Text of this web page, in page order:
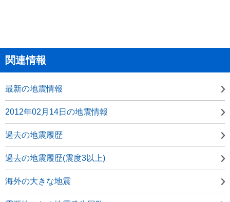
関連情報
最新の地震情報
2012年02月14日の地震情報
過去の地震履歴
過去の地震履歴(震度3以上)
海外の大きな地震